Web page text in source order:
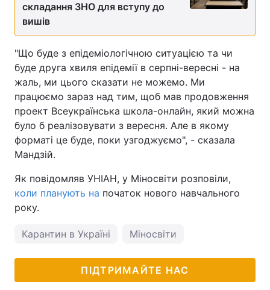
Послуги
Тема оформлення
складання ЗНО для вступу до
вишів
"Що буде з епідеміологічною ситуацією та чи
буде друга хвиля епідемії в серпні-вересні - на
жаль, ми цього сказати не можемо. Ми
працюємо зараз над тим, щоб мав продовження
проект Всеукраїнська школа-онлайн, який можна
було б реалізовувати з вересня. Але в якому
форматі це буде, поки узгоджуємо", - сказала
Мандзій.
Як повідомляв УНІАН, у Міносвіти розповіли,
коли планують на початок нового навчального
року.
Карантин в Україні Міносвіти
ПІДТРИМАЙТЕ НАС